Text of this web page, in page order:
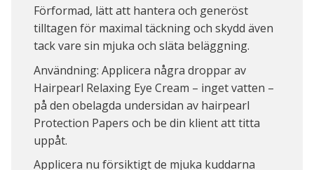
Förformad, lätt att hantera och generöst
tilltagen för maximal täckning och skydd även
tack vare sin mjuka och släta beläggning.
Användning: Applicera några droppar av
Hairpearl Relaxing Eye Cream – inget vatten –
på den obelagda undersidan av hairpearl
Protection Papers och be din klient att titta
uppåt.
Applicera nu försiktigt de mjuka kuddarna